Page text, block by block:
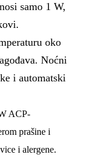
samo 1 W,
oko
Noćni
i automatski
ACP-
prašine i
i alergene.